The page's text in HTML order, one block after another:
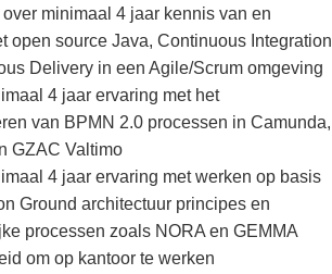
minimaal 4 jaar kennis van en
open source Java, Continuous Integration
Delivery in een Agile/Scrum omgeving
4 jaar ervaring met het
van BPMN 2.0 processen in Camunda,
GZAC Valtimo
4 jaar ervaring met werken op basis
Ground architectuur principes en
processen zoals NORA en GEMMA
om op kantoor te werken